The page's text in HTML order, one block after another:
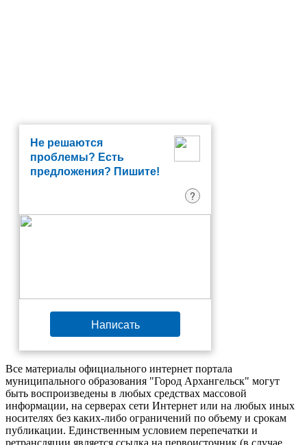
Не решаются
проблемы? Есть
предложения? Пишите!
?
Написать
Все материалы официального интернет портала
муниципального образования "Город Архангельск" могут
быть воспроизведены в любых средствах массовой
информации, на серверах сети Интернет или на любых иных
носителях без каких-либо ограничений по объему и срокам
публикации. Единственным условием перепечатки и
ретрансляции является ссылка на первоисточник (в случае